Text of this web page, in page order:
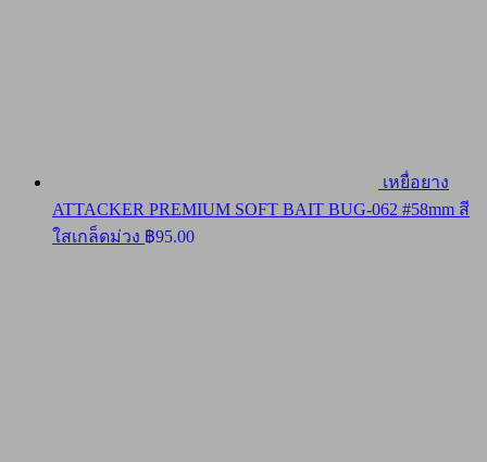
เหยื่อยาง
ATTACKER PREMIUM SOFT BAIT BUG-062 #58mm สี
ใสเกล็ดม่วง ฿95.00